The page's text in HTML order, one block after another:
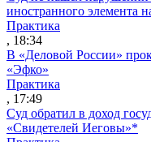
иностранного элемента
Практика
, 18:34
В «Деловой России»
«Эфко»
Практика
, 17:49
Суд обратил в доход
«Свидетелей Иеговы»*